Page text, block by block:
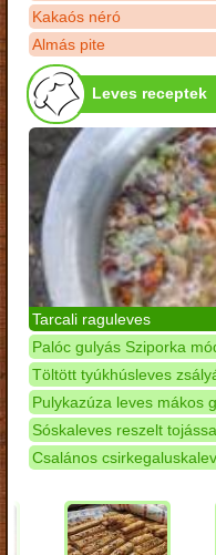
Kakaós néró
Almás pite
Leves receptek
Tarcali raguleves
Palóc gulyás Sziporka
Töltött tyúkhúsleves
Pulykazúza leves mákos
Sóskaleves reszelt
Csalános